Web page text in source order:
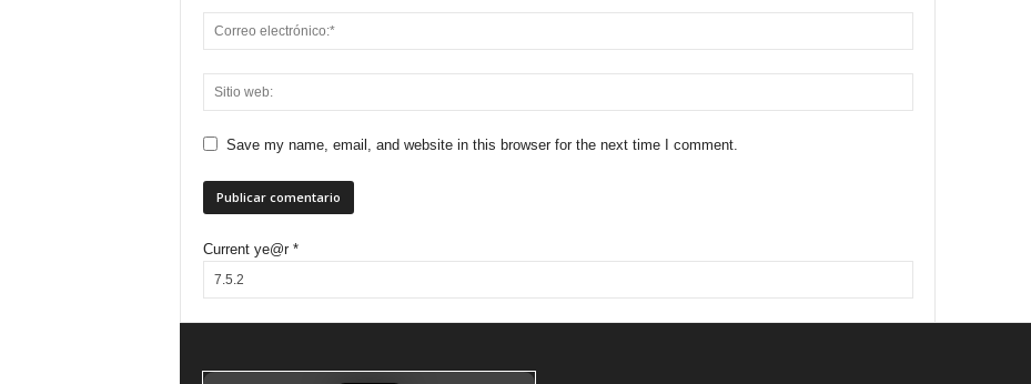
Save my name, email, and website in this browser for the next time I comment.
Current ye@r *